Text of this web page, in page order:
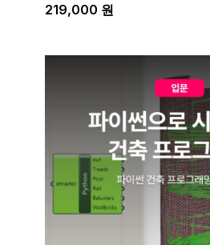
219,000 원